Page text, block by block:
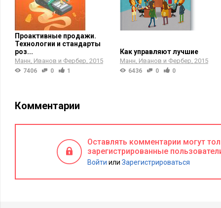
Проактивные продажи.
Технологии и стандарты
роз...
Манн, Иванов и Фербер 2015
7406 0 1
Как управляют лучшие
Манн, Иванов и Фербер 2015
6436 0 0
Комментарии
Оставлять комментарии могут
зарегистрированные
Войти или Зарегистрироваться